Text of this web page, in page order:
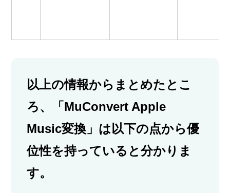
以上の情報からまとめたとこ
ろ、「MuConvert Apple
Music変換」は以下の点から優
位性を持っていると分かりま
す。